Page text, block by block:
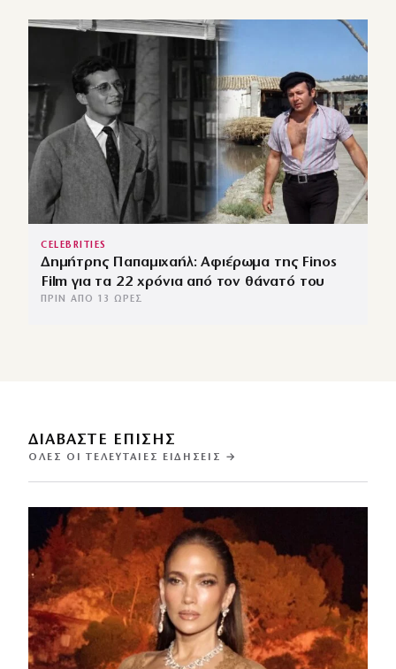
CELEBRITIES
Δημήτρης Παπαμιχαήλ: Αφιέρωμα της Finos
Film για τα 22 χρόνια από τον θάνατό του
ΠΡΙΝ ΑΠΌ 13 ΏΡΕΣ
ΔΙΑΒΑΣΤΕ ΕΠΙΣΗΣ
ΌΛΕΣ ΟΙ ΤΕΛΕΥΤΑΊΕΣ ΕΙΔΉΣΕΙΣ →